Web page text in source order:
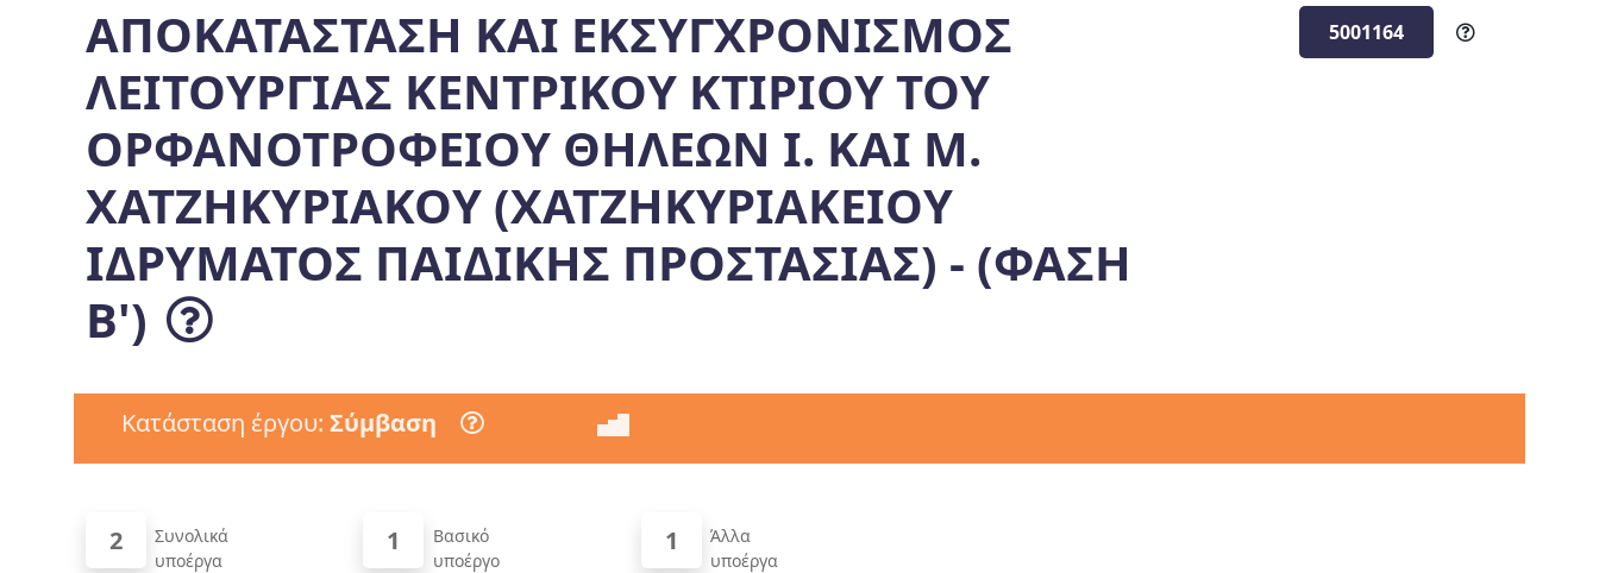
ΑΠΟΚΑΤΑΣΤΑΣΗ ΚΑΙ ΕΚΣΥΓΧΡΟΝΙΣΜΟΣ
ΛΕΙΤΟΥΡΓΙΑΣ ΚΕΝΤΡΙΚΟΥ ΚΤΙΡΙΟΥ ΤΟΥ
ΟΡΦΑΝΟΤΡΟΦΕΙΟΥ ΘΗΛΕΩΝ Ι. ΚΑΙ Μ.
ΧΑΤΖΗΚΥΡΙΑΚΟΥ (ΧΑΤΖΗΚΥΡΙΑΚΕΙΟΥ
ΙΔΡΥΜΑΤΟΣ ΠΑΙΔΙΚΗΣ ΠΡΟΣΤΑΣΙΑΣ) - (ΦΑΣΗ
Β')
5001164
Κατάσταση έργου: Σύμβαση
2
Συνολικά
υποέργα
1
Βασικό
υποέργο
1
Άλλα
υποέργα